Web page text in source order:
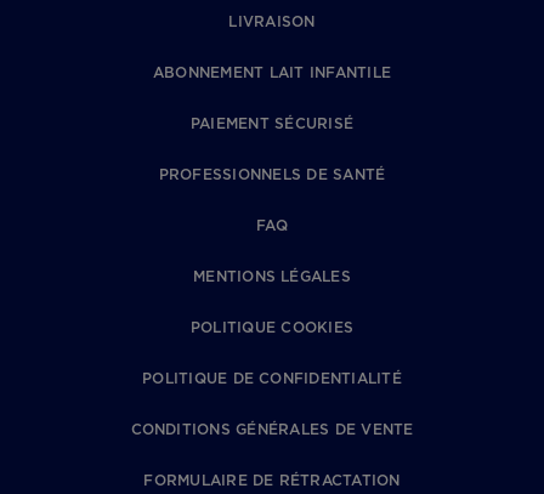
LIVRAISON
ABONNEMENT LAIT INFANTILE
PAIEMENT SÉCURISÉ
PROFESSIONNELS DE SANTÉ
FAQ
MENTIONS LÉGALES
POLITIQUE COOKIES
POLITIQUE DE CONFIDENTIALITÉ
CONDITIONS GÉNÉRALES DE VENTE
FORMULAIRE DE RÉTRACTATION